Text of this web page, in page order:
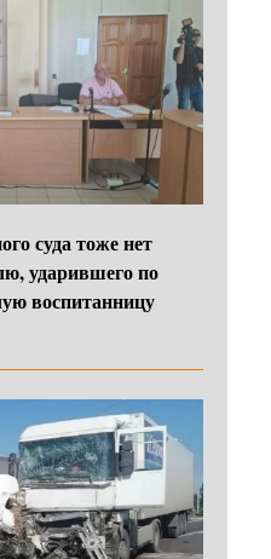
суда тоже нет
ударившего по
воспитанницу